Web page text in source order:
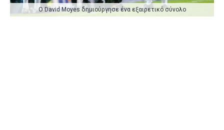
O David Moyes δημιούργησε ένα εξαιρετικό σύνολο